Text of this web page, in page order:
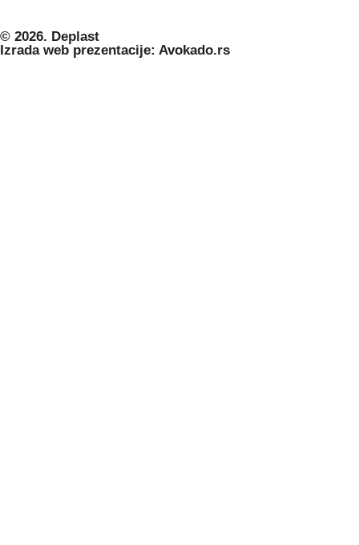
© 2026. Deplast
Izrada web prezentacije: Avokado.rs